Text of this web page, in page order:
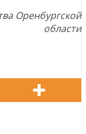
Оренбургской
области